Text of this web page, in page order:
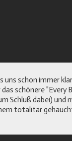
uns schon immer
schönere "Every
Schluß dabei) und
totalitär